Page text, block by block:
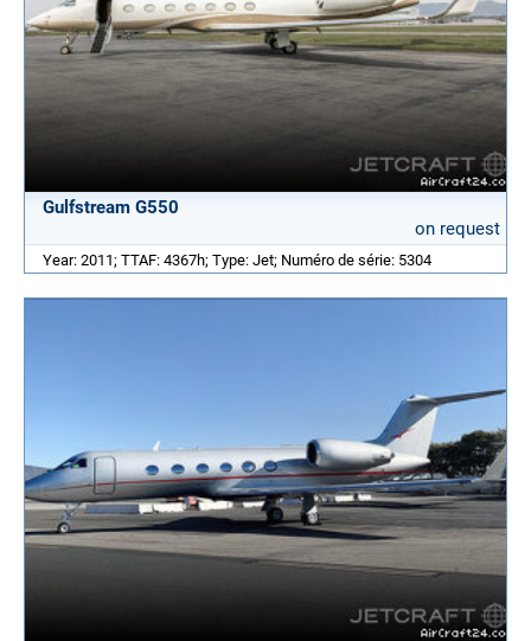
Gulfstream G550
on request
Year: 2011; TTAF: 4367h; Type: Jet; Numéro de série: 5304